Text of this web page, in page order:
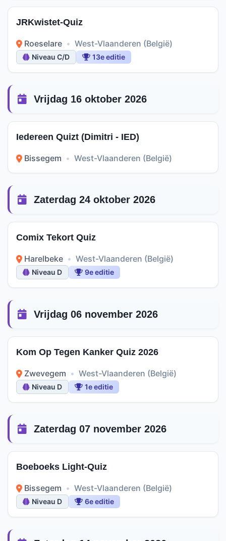
JRKwistet-Quiz
Roeselare • West-Vlaanderen (België)
Niveau C/D 13e editie
Vrijdag 16 oktober 2026
Iedereen Quizt (Dimitri - IED)
Bissegem • West-Vlaanderen (België)
Zaterdag 24 oktober 2026
Comix Tekort Quiz
Harelbeke • West-Vlaanderen (België)
Niveau D 9e editie
Vrijdag 06 november 2026
Kom Op Tegen Kanker Quiz 2026
Zwevegem • West-Vlaanderen (België)
Niveau D 1e editie
Zaterdag 07 november 2026
Boeboeks Light-Quiz
Bissegem • West-Vlaanderen (België)
Niveau D 6e editie